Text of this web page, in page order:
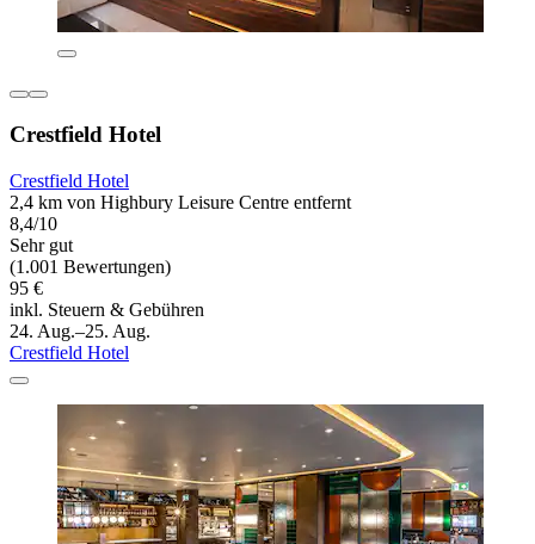
Crestfield Hotel
Crestfield Hotel
2,4 km von Highbury Leisure Centre entfernt
8,4/10
Sehr gut
(1.001 Bewertungen)
95 €
inkl. Steuern & Gebühren
24. Aug.–25. Aug.
Crestfield Hotel